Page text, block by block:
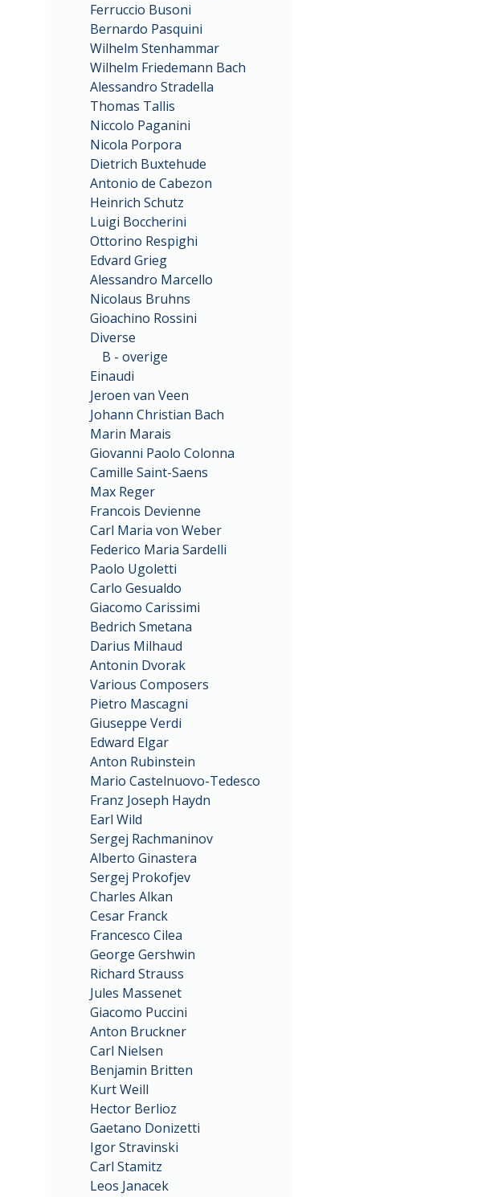
Ferruccio Busoni
Bernardo Pasquini
Wilhelm Stenhammar
Wilhelm Friedemann Bach
Alessandro Stradella
Thomas Tallis
Niccolo Paganini
Nicola Porpora
Dietrich Buxtehude
Antonio de Cabezon
Heinrich Schutz
Luigi Boccherini
Ottorino Respighi
Edvard Grieg
Alessandro Marcello
Nicolaus Bruhns
Gioachino Rossini
Diverse
B - overige
Einaudi
Jeroen van Veen
Johann Christian Bach
Marin Marais
Giovanni Paolo Colonna
Camille Saint-Saens
Max Reger
Francois Devienne
Carl Maria von Weber
Federico Maria Sardelli
Paolo Ugoletti
Carlo Gesualdo
Giacomo Carissimi
Bedrich Smetana
Darius Milhaud
Antonin Dvorak
Various Composers
Pietro Mascagni
Giuseppe Verdi
Edward Elgar
Anton Rubinstein
Mario Castelnuovo-Tedesco
Franz Joseph Haydn
Earl Wild
Sergej Rachmaninov
Alberto Ginastera
Sergej Prokofjev
Charles Alkan
Cesar Franck
Francesco Cilea
George Gershwin
Richard Strauss
Jules Massenet
Giacomo Puccini
Anton Bruckner
Carl Nielsen
Benjamin Britten
Kurt Weill
Hector Berlioz
Gaetano Donizetti
Igor Stravinski
Carl Stamitz
Leos Janacek